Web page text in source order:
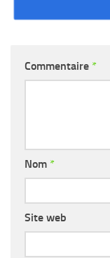
LAISSER UN
Commentaire *
Nom *
Site web